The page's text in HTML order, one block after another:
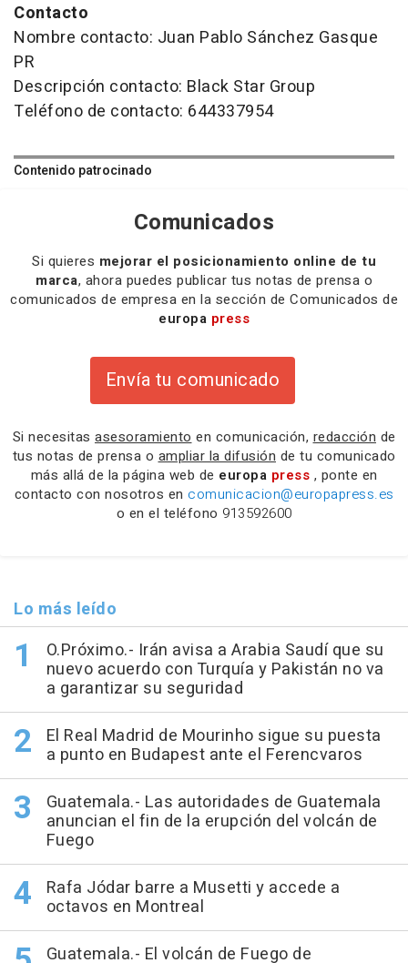
Contacto
Nombre contacto: Juan Pablo Sánchez Gasque
PR
Descripción contacto: Black Star Group
Teléfono de contacto: 644337954
Contenido patrocinado
Comunicados
Si quieres mejorar el posicionamiento online de tu
marca, ahora puedes publicar tus notas de prensa o
comunicados de empresa en la sección de Comunicados de
europa press
Envía tu comunicado
Si necesitas asesoramiento en comunicación, redacción de
tus notas de prensa o ampliar la difusión de tu comunicado
más allá de la página web de europa press , ponte en
contacto con nosotros en comunicacion@europapress.es
o en el teléfono 913592600
Lo más leído
O.Próximo.- Irán avisa a Arabia Saudí que su
nuevo acuerdo con Turquía y Pakistán no va
a garantizar su seguridad
El Real Madrid de Mourinho sigue su puesta
a punto en Budapest ante el Ferencvaros
Guatemala.- Las autoridades de Guatemala
anuncian el fin de la erupción del volcán de
Fuego
Rafa Jódar barre a Musetti y accede a
octavos en Montreal
Guatemala.- El volcán de Fuego de